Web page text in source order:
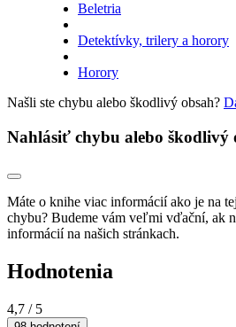
Beletria
Detektívky, trilery a horory
Horory
Našli ste chybu alebo škodlivý obsah?
Nahlásiť chybu alebo škodlivý
Máte o knihe viac informácií ako je na
chybu? Budeme vám veľmi vďační, ak
informácií na našich stránkach.
Hodnotenia
4,7 / 5